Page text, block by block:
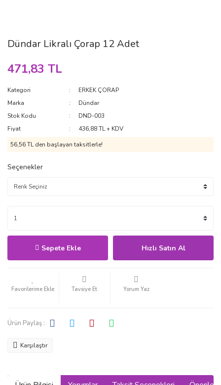
Dündar Likralı Çorap 12 Adet
471,83 TL
Kategori
ERKEK ÇORAP
Marka
Dündar
Stok Kodu
DND-003
Fiyat
436,88 TL + KDV
56,56 TL den başlayan taksitlerle!
Seçenekler
Sepete Ekle Hızlı Satın Al
Tavsiye Et Yorum Yaz
Ürün Paylaş :
Karşılaştır